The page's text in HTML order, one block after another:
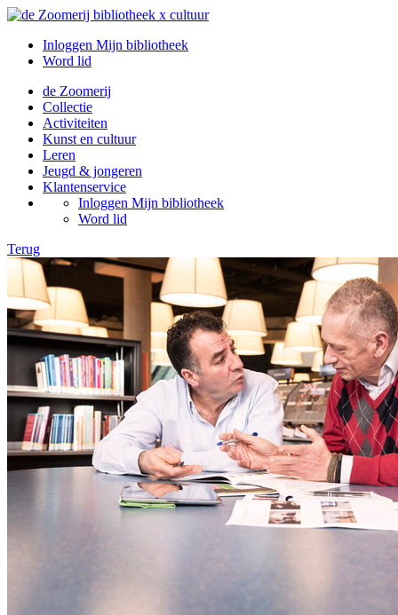
Inloggen Mijn bibliotheek
Word lid
de Zoomerij
Collectie
Activiteiten
Kunst en cultuur
Leren
Jeugd & jongeren
Klantenservice
Inloggen Mijn bibliotheek
Word lid
Terug